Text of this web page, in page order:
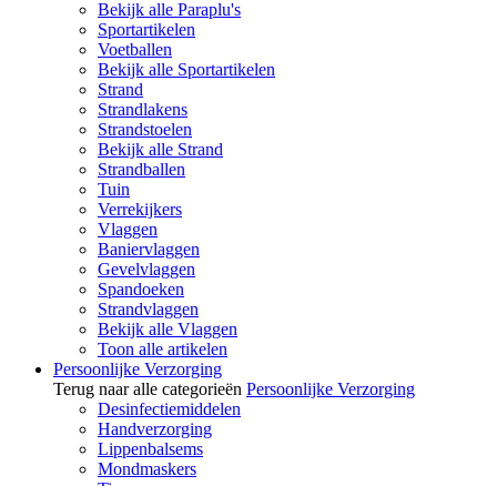
Bekijk alle Paraplu's
Sportartikelen
Voetballen
Bekijk alle Sportartikelen
Strand
Strandlakens
Strandstoelen
Bekijk alle Strand
Strandballen
Tuin
Verrekijkers
Vlaggen
Baniervlaggen
Gevelvlaggen
Spandoeken
Strandvlaggen
Bekijk alle Vlaggen
Toon alle artikelen
Persoonlijke Verzorging
Terug naar alle categorieën Persoonlijke Verzorging
Desinfectiemiddelen
Handverzorging
Lippenbalsems
Mondmaskers